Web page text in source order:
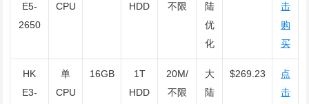
E5-
2650
CPU
HDD
不限
陆
优
化
击
购
买
HK
E3-
单
CPU
16GB
1T
HDD
20M/
不限
大
陆
$269.23
点
击